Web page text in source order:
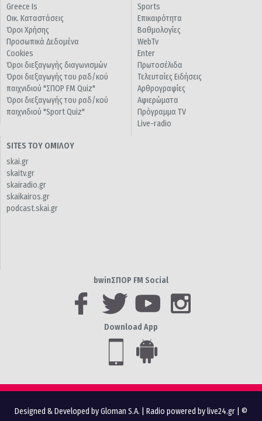
Greece Is
Οικ. Καταστάσεις
Όροι Χρήσης
Προσωπικά Δεδομένα
Cookies
Όροι διεξαγωγής διαγωνισμών
Όροι διεξαγωγής του ραδ/κού
παιχνιδιού "ΣΠΟΡ FM Quiz"
Όροι διεξαγωγής του ραδ/κού
παιχνιδιού "Sport Quiz"
Sports
Επικαιρότητα
Βαθμολογίες
WebTv
Enter
Πρωτοσέλιδα
Τελευταίες Ειδήσεις
Αρθρογραφίες
Αφιερώματα
Πρόγραμμα TV
Live-radio
SITES ΤΟΥ ΟΜΙΛΟΥ
skai.gr
skaitv.gr
skairadio.gr
skaikairos.gr
podcast.skai.gr
bwinΣΠΟΡ FM Social
Download App
Designed & Developed by Gloman S.A. Radio powered by live24.gr | ©